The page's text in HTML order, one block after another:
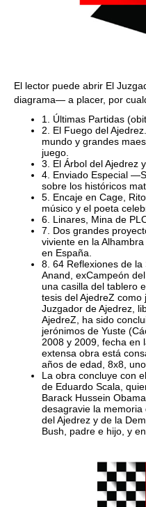
El lector puede abrir El
diagrama― a placer, por
1. Últimas Partidas
2. El Fuego del
mundo y grandes
juego.
3. El Árbol del Ajedrez
4. Enviado Especial
sobre los históricos
5. Encaje en Cage,
músico y el poeta
6. Linares, Mina de
7. Dos grandes
viviente en la
en España.
8. 64 Reflexiones de
Anand, exCampeón
una casilla del tablero
tesis del AjedreZ
Juzgador de Ajedrez,
AjedreZ, ha sido
jerónimos de Yuste
2008 y 2009, fecha en
extensa obra está
años de edad, 8x8,
La obra concluye con
de Eduardo Scala,
Barack Hussein
desagravie la
del Ajedrez y de la
Bush, padre e hijo, y